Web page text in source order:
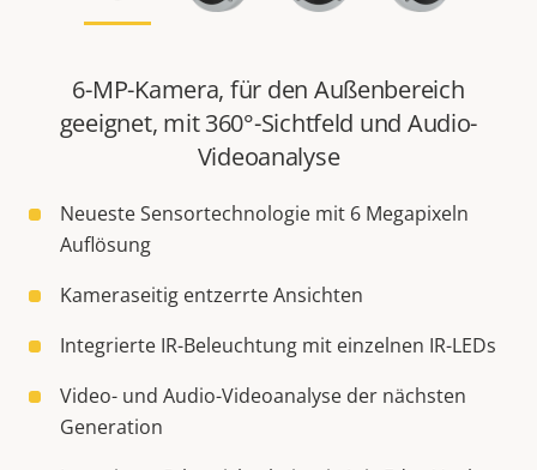
6-MP-Kamera, für den Außenbereich
geeignet, mit 360°-Sichtfeld und Audio-
Videoanalyse
Neueste Sensortechnologie mit 6 Megapixeln
Auflösung
Kameraseitig entzerrte Ansichten
Integrierte IR-Beleuchtung mit einzelnen IR-LEDs
Video- und Audio-Videoanalyse der nächsten
Generation